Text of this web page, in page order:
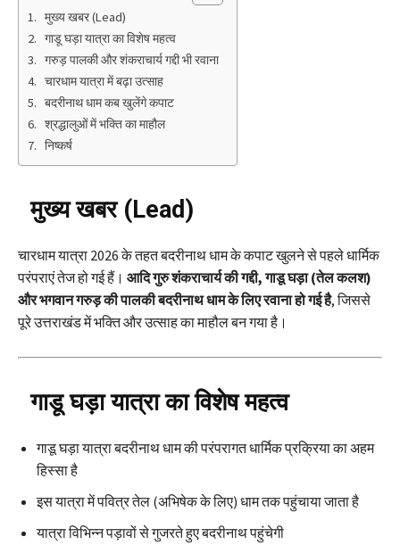
मुख्य खबर (Lead)
गाडू घड़ा यात्रा का विशेष महत्व
गरुड़ पालकी और शंकराचार्य गद्दी भी रवाना
चारधाम यात्रा में बढ़ा उत्साह
बदरीनाथ धाम कब खुलेंगे कपाट
श्रद्धालुओं में भक्ति का माहौल
निष्कर्ष
मुख्य खबर (Lead)
चारधाम यात्रा 2026 के तहत बदरीनाथ धाम के कपाट खुलने से पहले धार्मिक
परंपराएं तेज हो गई हैं। आदि गुरु शंकराचार्य की गद्दी, गाडू घड़ा (तेल कलश)
और भगवान गरुड़ की पालकी बदरीनाथ धाम के लिए रवाना हो गई है, जिससे
पूरे उत्तराखंड में भक्ति और उत्साह का माहौल बन गया है।
गाडू घड़ा यात्रा का विशेष महत्व
गाडू घड़ा यात्रा बदरीनाथ धाम की परंपरागत धार्मिक प्रक्रिया का अहम
हिस्सा है
इस यात्रा में पवित्र तेल (अभिषेक के लिए) धाम तक पहुंचाया जाता है
यात्रा विभिन्न पड़ावों से गुजरते हुए बदरीनाथ पहुंचेगी